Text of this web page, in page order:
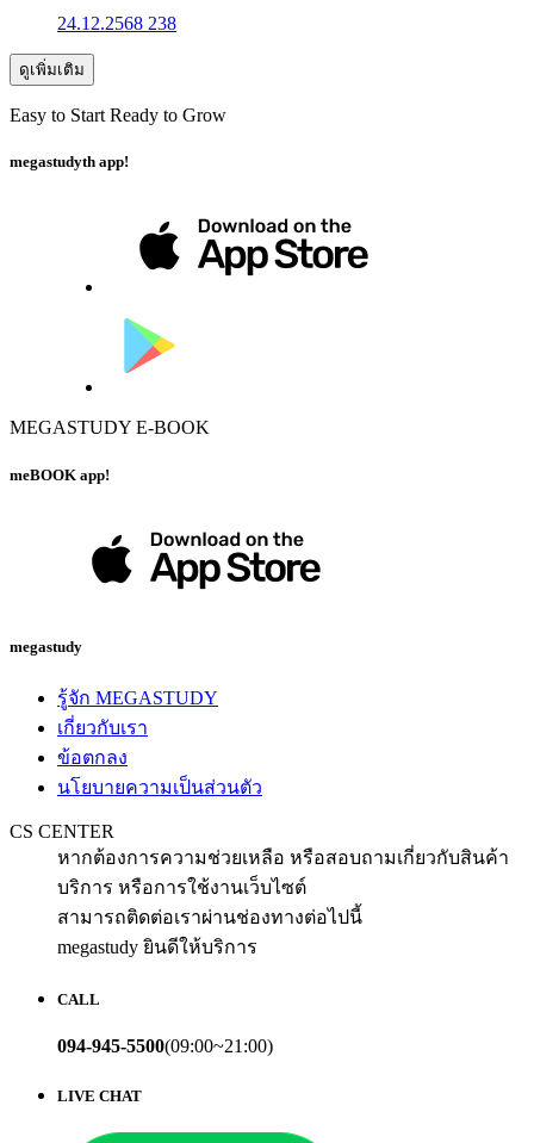
24.12.2568 238
ดูเพิ่มเติม
Easy to Start Ready to Grow
megastudyth app!
MEGASTUDY E-BOOK
meBOOK app!
megastudy
รู้จัก MEGASTUDY
เกี่ยวกับเรา
ข้อตกลง
นโยบายความเป็นส่วนตัว
CS CENTER
หากต้องการความช่วยเหลือ หรือสอบถามเกี่ยวกับสินค้า
บริการ หรือการใช้งานเว็บไซต์
สามารถติดต่อเราผ่านช่องทางต่อไปนี้
megastudy ยินดีให้บริการ
CALL
094-945-5500(09:00~21:00)
LIVE CHAT